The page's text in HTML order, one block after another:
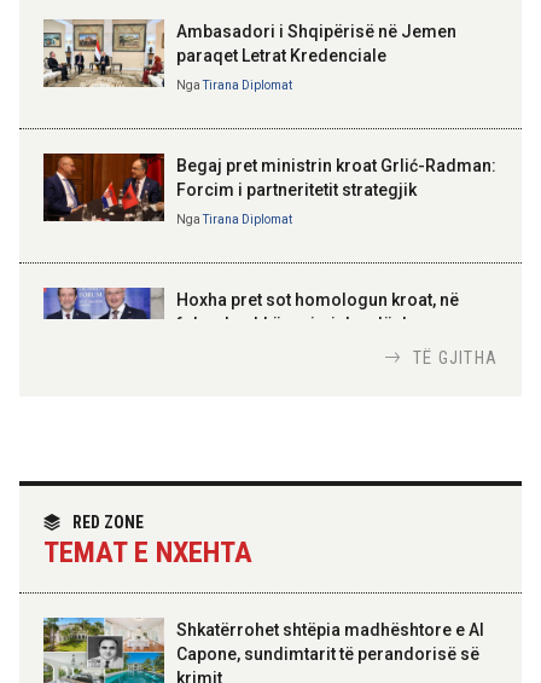
Kosovë!
100-vjetori i themelimit të
Urdhrit të Skënderbeut
Ambasadori i Shqipërisë në Jemen
paraqet Letrat Kredenciale
NgaTirana Diplomat
Begaj pret ministrin kroat Grlić-Radman:
Forcim i partneritetit strategjik
NgaTirana Diplomat
Hoxha pret sot homologun kroat, në
fokus bashkëpunimi dypalësh
partneritetit strategjik
TË GJITHA
RED ZONE
TEMAT E NXEHTA
Shkatërrohet shtëpia madhështore e Al
Capone, sundimtarit të perandorisë së
krimit